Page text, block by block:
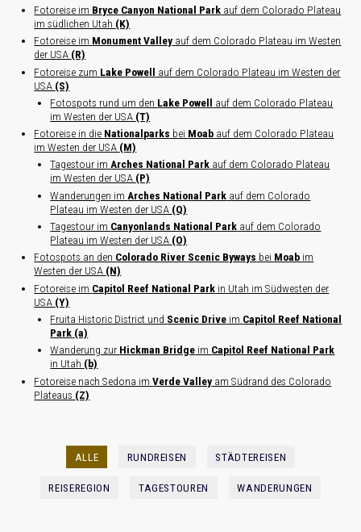
Fotoreise im Bryce Canyon National Park auf dem Colorado Plateau
im südlichen Utah (K)
Fotoreise im Monument Valley auf dem Colorado Plateau im Westen
der USA (R)
Fotoreise zum Lake Powell auf dem Colorado Plateau im Westen der
USA (S)
Fotospots rund um den Lake Powell auf dem Colorado Plateau
im Westen der USA (T)
Fotoreise in die Nationalparks bei Moab auf dem Colorado Plateau
im Westen der USA (M)
Tagestour imArches National Park auf dem Colorado Plateau
im Westen der USA (P)
Wanderungen im Arches National Park auf dem Colorado
Plateau im Westen der USA (Q)
Tagestour im Canyonlands National Park auf dem Colorado
Plateau im Westen der USA (O)
Fotospots an den Colorado River Scenic Byways bei Moab im
Westen der USA (N)
Fotoreise im Capitol Reef National Park in Utah im Südwesten der
USA (Y)
Fruita Historic District und Scenic Drive im Capitol Reef National
Park (a)
Wanderung zur Hickman Bridge im Capitol Reef National Park
in Utah (b)
Fotoreise nach Sedona imVerde Valley am Südrand des Colorado
Plateaus (Z)
ALLE RUNDREISEN STÄDTEREISEN
REISEREGION TAGESTOUREN WANDERUNGEN